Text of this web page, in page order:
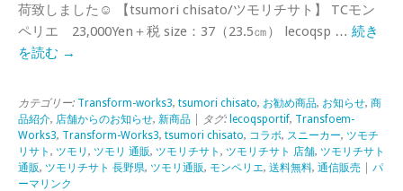
荷致しました☺ 【tsumori chisato/ツモリチサト】 TCモン
ペリエ 23,000Yen＋税 size：37（23.5㎝） lecoqsp … 続き
を読む →
カテゴリー: Transform-works3, tsumori chisato, お勧め商品, お知らせ, 商
品紹介, 店舗からのお知らせ, 新商品 | タグ: lecoqsportif, Transfoem-
Works3, Transform-Works3, tsumori chisato, コラボ, スニーカー, ツモチ
リサト , ツモリ , ツモリ 通販, ツモリチサト , ツモリチサト 店舗, ツモリチサト
通販, ツモリチサト 長野県, ツモリ通販, モンペリエ, 送料無料, 通信販売
パ
ーマリンク